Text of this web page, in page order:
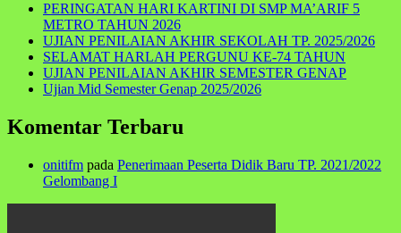
PERINGATAN HARI KARTINI DI SMP MA’ARIF 5
METRO TAHUN 2026
UJIAN PENILAIAN AKHIR SEKOLAH TP. 2025/2026
SELAMAT HARLAH PERGUNU KE-74 TAHUN
UJIAN PENILAIAN AKHIR SEMESTER GENAP
Ujian Mid Semester Genap 2025/2026
Komentar Terbaru
onitifm pada Penerimaan Peserta Didik Baru TP. 2021/2022
Gelombang I